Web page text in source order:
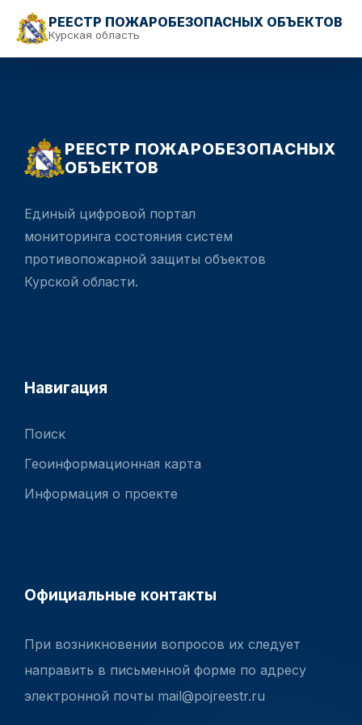
РЕЕСТР ПОЖАРОБЕЗОПАСНЫХ ОБЪЕКТОВ
Курская область
РЕЕСТР ПОЖАРОБЕЗОПАСНЫХ
ОБЪЕКТОВ
Единый цифровой портал
мониторинга состояния систем
противопожарной защиты объектов
Курской области.
Навигация
Поиск
Геоинформационная карта
Информация о проекте
Официальные контакты
При возникновении вопросов их следует
направить в письменной форме по адресу
электронной почты mail@pojreestr.ru